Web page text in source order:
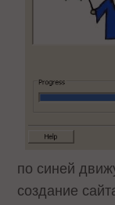
по синей
создание